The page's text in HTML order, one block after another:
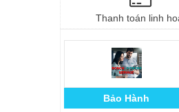
Thanh toán linh
Bảo Hành